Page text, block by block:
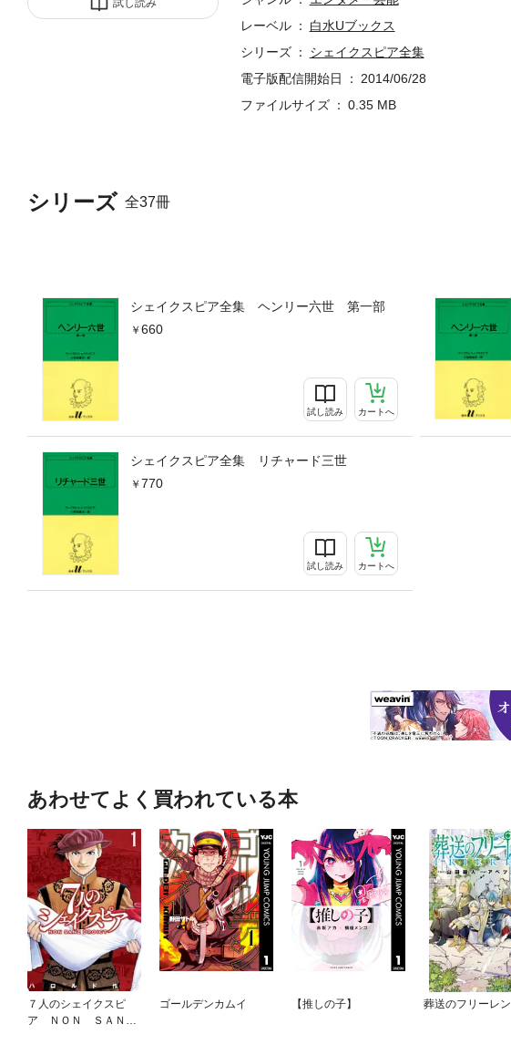
試し読み
シリーズ 全37冊
シェイクスピア全集 ヘンリー六世 第一部
660
試し読み カートへ
シェイクスピア全集 リチャード三世
770
試し読み カートへ
レーベル
白水Uブックス
シリーズ
シェイクスピア全集
電子版配信開始日
2014/06/28
ファイルサイズ
0.35 MB
あわせてよく買われている本
７人のシェイクスピ
ア ＮＯＮ ＳＡＮ
ゴールデンカムイ 【推しの子】 葬送のフリーレン